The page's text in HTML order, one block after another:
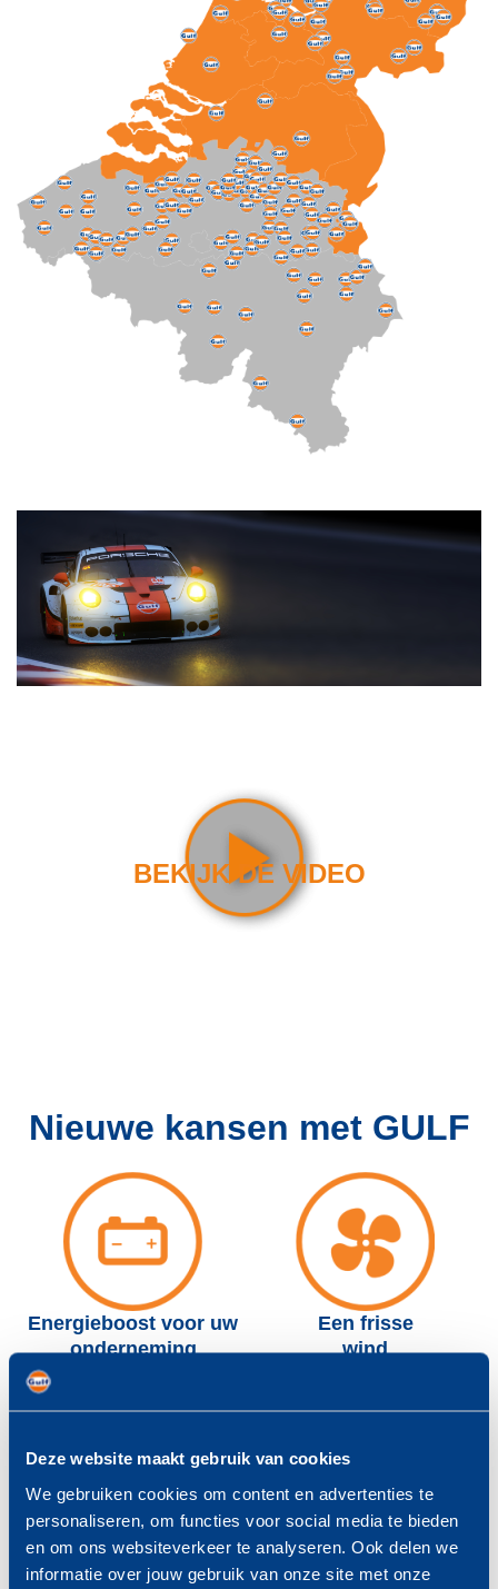
Deze website maakt gebruik van cookies
We gebruiken cookies om content en advertenties te
personaliseren, om functies voor social media te bieden
en om ons websiteverkeer te analyseren. Ook delen we
informatie over jouw gebruik van onze site met onze
BEKIJK DE VIDEO
Nieuwe kansen met GULF
Energieboost voor uw
onderneming
Een frisse
wind
GULF opent
deuren voor u
Groot
netwerk